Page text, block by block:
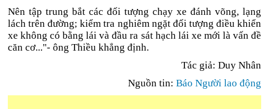
Nên tập trung bắt các đối tượng chạy xe đánh võng, lạng
lách trên đường; kiểm tra nghiêm ngặt đối tượng điều khiển
xe không có bằng lái và đầu ra sát hạch lái xe mới là vấn đề
căn cơ..."- ông Thiều khẳng định.
Tác giả: Duy Nhân
Nguồn tin: Báo Người lao động